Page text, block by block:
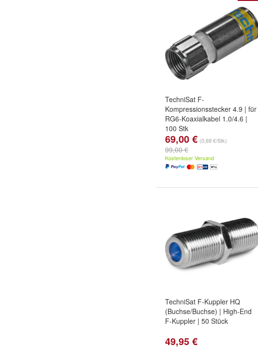
TechniSat F-
Kompressionsstecker 4.9 | für
RG6-Koaxialkabel 1.0/4.6 |
100 Stk
69,00 € (0,69 €/Stk)
99,00 €
Kostenloser Versand
TechniSat F-Kuppler HQ
(Buchse/Buchse) | High-End
F-Kuppler | 50 Stück
49,95 €